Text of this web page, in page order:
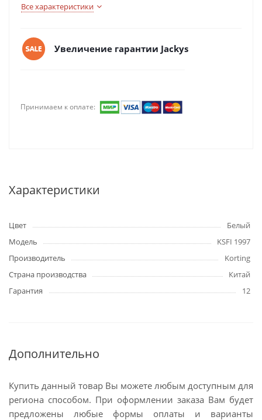
Все характеристики
Увеличение гарантии Jackys
Принимаем к оплате:
Характеристики
Цвет
Белый
Модель
KSFI 1997
Производитель
Korting
Страна производства
Китай
Гарантия
12
Дополнительно
Купить данный товар Вы можете любым доступным для
региона способом. При оформлении заказа Вам будет
предложены любые формы оплаты и варианты